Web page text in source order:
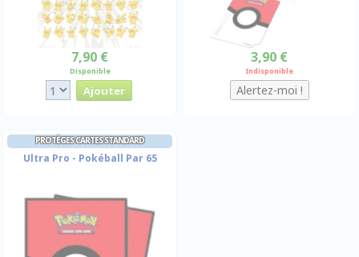
7,90 €
Disponible
3,90 €
Indisponible
PROTÈGES CARTES STANDARD
Ultra Pro - Pokéball Par 65